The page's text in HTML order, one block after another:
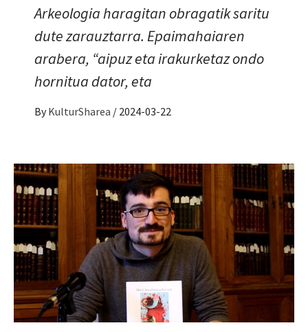
Arkeologia haragitan obragatik saritu
dute zarauztarra. Epaimahaiaren
arabera, “aipuz eta irakurketaz ondo
hornitua dator, eta
By KulturSharea / 2024-03-22